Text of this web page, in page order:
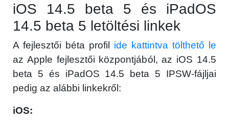
iOS 14.5 beta 5 és iPadOS
14.5 beta 5 letöltési linkek
A fejlesztői béta profil ide kattintva tölthető le
az Apple fejlesztői központjából, az iOS 14.5
beta 5 és iPadOS 14.5 beta 5 IPSW-fájljai
pedig az alábbi linkekről:
iOS: